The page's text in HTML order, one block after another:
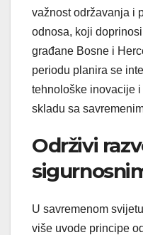
važnost održavanja i
odnosa, koji
građane Bosne i
periodu planira se
tehnološke inovacije
skladu sa
Održivi
U savremenom
više uvode principe